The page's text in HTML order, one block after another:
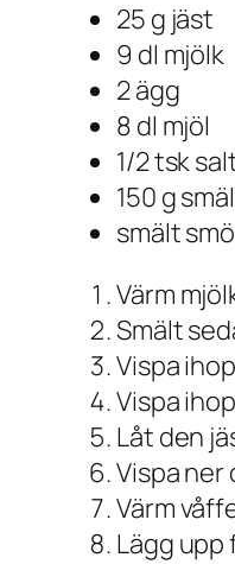
25 g jäst
9 dl mjölk
2 ägg
8 dl mjöl
1/2 tsk
150 g
smält
Värm
Smält
Vispa
Vispa
Låt den
Vispa ner
Värm
Lägg